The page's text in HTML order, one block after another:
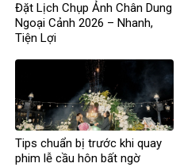
Đặt Lịch Chụp Ảnh Chân Dung
Ngoại Cảnh 2026 – Nhanh,
Tiện Lợi
Tips chuẩn bị trước khi quay
phim lễ cầu hôn bất ngờ